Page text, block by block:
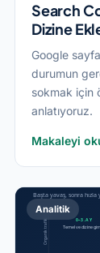
Search
Dizine
Google
durumun
sokmak için
anlatıyoruz.
Makaleyi
Analitik